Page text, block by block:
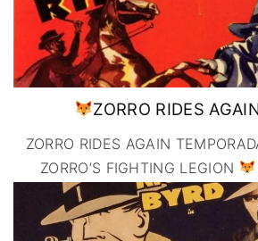
ZORRO RIDES
ZORRO RIDES AGAIN
ZORRO’S FIGHTING LEGION